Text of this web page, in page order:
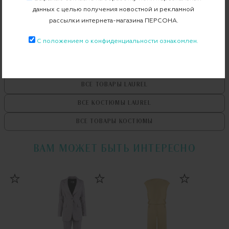
Бесплатная примерка в пункте выдачи
Примерка при доставке торговым представителем
ВСЕ ТОВАРЫ LAUREL
ВСЕ КОСТЮМЫ LAUREL
ВСЕ ТОВАРЫ КОСТЮМЫ
ВАМ МОЖЕТ БЫТЬ ИНТЕРЕСНО
данных с целью получения новостной и рекламной
рассылки интернета-магазина ПЕРСОНА.
С положением о конфиденциальности ознакомлен.